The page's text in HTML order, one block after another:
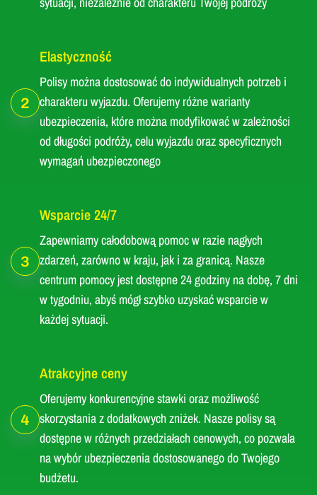
2
Elastyczność
Polisy można dostosować do indywidualnych potrzeb i
charakteru wyjazdu. Oferujemy różne warianty
ubezpieczenia, które można modyfikować w zależności
od długości podróży, celu wyjazdu oraz specyficznych
wymagań ubezpieczonego
3
Wsparcie 24/7
Zapewniamy całodobową pomoc w razie nagłych
zdarzeń, zarówno w kraju, jak i za granicą. Nasze
centrum pomocy jest dostępne 24 godziny na dobę, 7 dni
w tygodniu, abyś mógł szybko uzyskać wsparcie w
każdej sytuacji.
4
Atrakcyjne ceny
Oferujemy konkurencyjne stawki oraz możliwość
skorzystania z dodatkowych zniżek. Nasze polisy są
dostępne w różnych przedziałach cenowych, co pozwala
na wybór ubezpieczenia dostosowanego do Twojego
budżetu.